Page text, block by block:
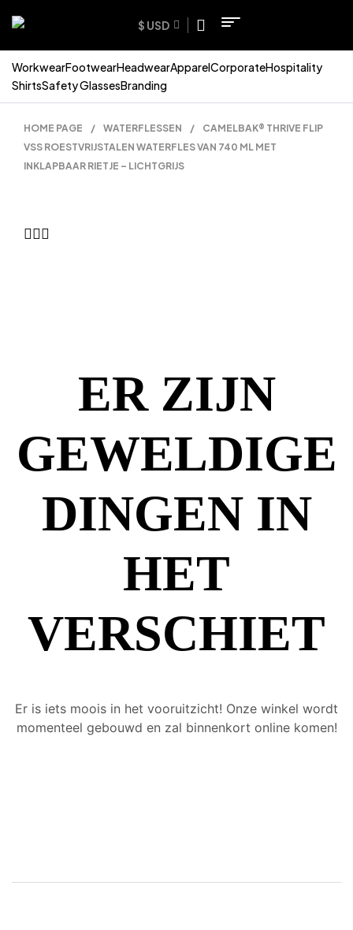
$ USD
WorkwearFootwearHeadwearApparelCorporateHospitality
ShirtsSafety GlassesBranding
HOME PAGE / WATERFLESSEN /
CAMELBAK® THRIVE FLIP
VSS ROESTVRIJSTALEN WATERFLES VAN 740 ML MET
INKLAPBAAR RIETJE – LICHTGRIJS
ER ZIJN
GEWELDIGE
DINGEN IN
HET
VERSCHIET
Er is iets moois in het vooruitzicht! Onze winkel wordt
momenteel gebouwd en zal binnenkort online komen!